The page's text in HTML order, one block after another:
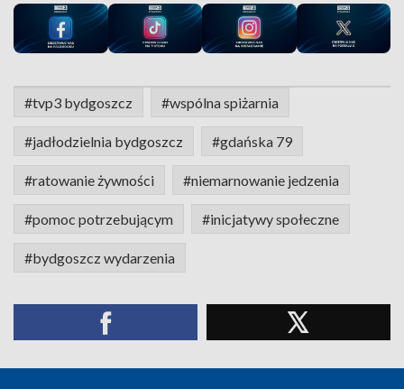
#tvp3 bydgoszcz #wspólna spiżarnia
#jadłodzielnia bydgoszcz #gdańska 79
#ratowanie żywności #niemarnowanie jedzenia
#pomoc potrzebującym #inicjatywy społeczne
#bydgoszcz wydarzenia